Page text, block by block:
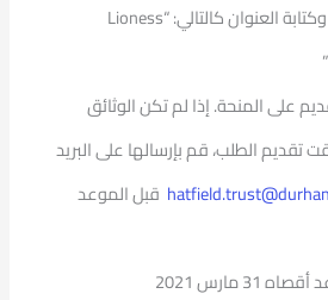
كتابة اسمك كاملًا وكتابة العنوان كالتالي: “Lioness
على المنحة. إذا لم تكن الوثائق
تقديم الطلب، قم بإرسالها على البريد
قبل الموعد
مارس 2021